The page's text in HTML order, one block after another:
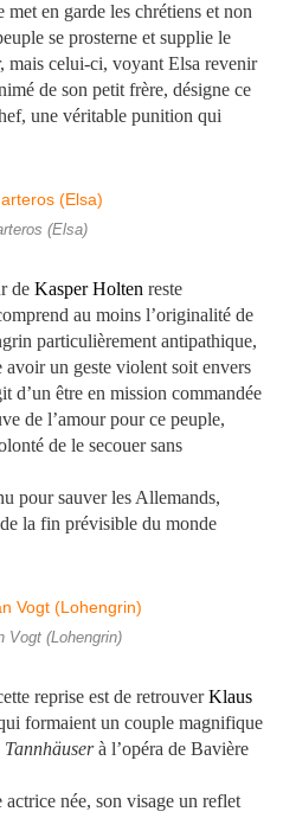
en garde les chrétiens et non
se prosterne et supplie le
mais celui-ci, voyant Elsa revenir
de son petit frère, désigne ce
une véritable punition qui
(Elsa)
de Kasper Holten reste
au moins l’originalité de
particulièrement antipathique,
avoir un geste violent soit envers
d’un être en mission commandée
de l’amour pour ce peuple,
de le secouer sans
pour sauver les Allemands,
la fin prévisible du monde
Vogt (Lohengrin)
reprise est de retrouverKlaus
formaient un couple magnifique
Tannhäuserà l’opéra de Bavière
née, son visage un reflet